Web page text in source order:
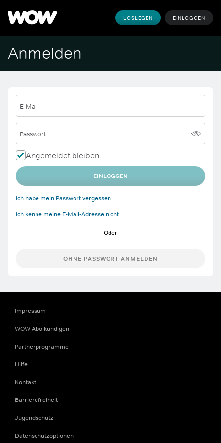
LOSLEGEN EINLOGGEN
Anmelden
E-Mail
Passwort
Angemeldet bleiben
EINLOGGEN
Ich habe mein Passwort vergessen
Ich kenne meine E-Mail-Adresse nicht
OHNE PASSWORT ANMELDEN
Impressum
WOW Abo kündigen
Partnerprogramme
Hilfe
Kontakt
Barrierefreiheit
Jugendschutz
Datenschutzoptionen